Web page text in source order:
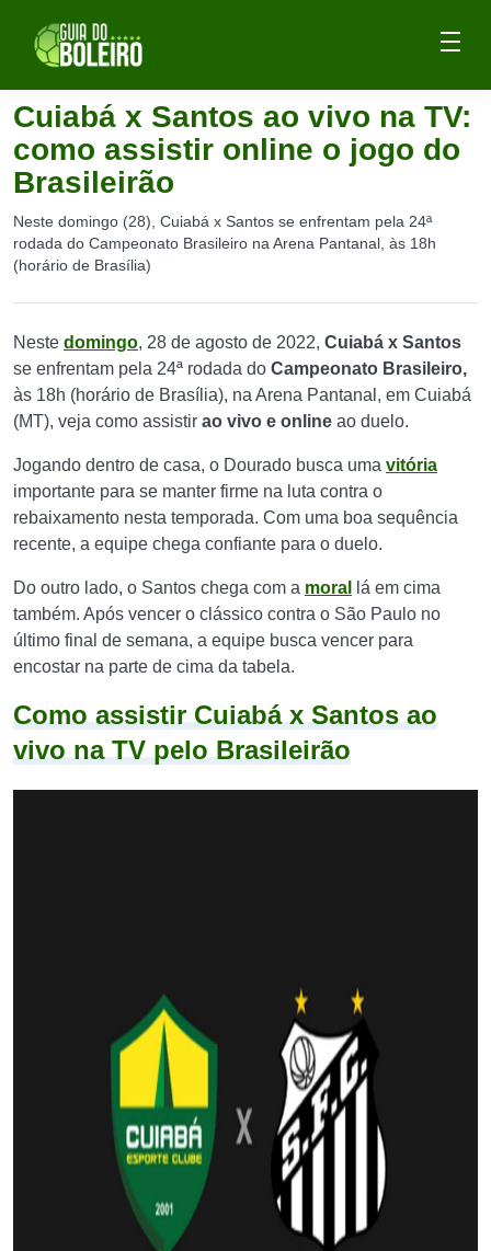
Cuiabá x Santos ao vivo na TV:
como assistir online o jogo do
Brasileirão
Neste domingo (28), Cuiabá x Santos se enfrentam pela 24ª
rodada do Campeonato Brasileiro na Arena Pantanal, às 18h
(horário de Brasília)
Neste domingo, 28 de agosto de 2022, Cuiabá x Santos
se enfrentam pela 24ª rodada do Campeonato Brasileiro,
às 18h (horário de Brasília), na Arena Pantanal, em Cuiabá
(MT), veja como assistir ao vivo e online ao duelo.
Jogando dentro de casa, o Dourado busca uma vitória
importante para se manter firme na luta contra o
rebaixamento nesta temporada. Com uma boa sequência
recente, a equipe chega confiante para o duelo.
Do outro lado, o Santos chega com a moral
lá em cima
também. Após vencer o clássico contra o São Paulo no
último final de semana, a equipe busca vencer para
encostar na parte de cima da tabela.
Como assistir Cuiabá x Santos ao
vivo na TV pelo Brasileirão